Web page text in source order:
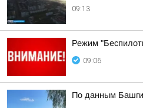
09:13
Режим
09:06
По данным